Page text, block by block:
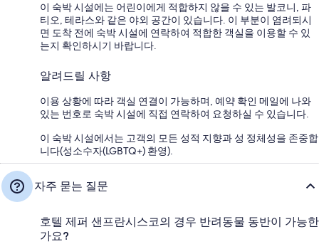
이 숙박 시설에는 어린이에게 적합하지 않을 수 있는 발코니, 파
티오, 테라스와 같은 야외 공간이 있습니다. 이 부분이 염려되시
면 도착 전에 숙박 시설에 연락하여 적합한 객실을 이용할 수 있
는지 확인하시기 바랍니다.
알려드릴 사항
이용 상황에 따라 객실 연결이 가능하며, 예약 확인 메일에 나와
있는 번호로 숙박 시설에 직접 연락하여 요청하실 수 있습니다.
이 숙박 시설에서는 고객의 모든 성적 지향과 성 정체성을 존중합
니다(성소수자(LGBTQ+) 환영).
자주 묻는 질문
호텔 제퍼 샌프란시스코의 경우 반려동물 동반이 가능한
가요?